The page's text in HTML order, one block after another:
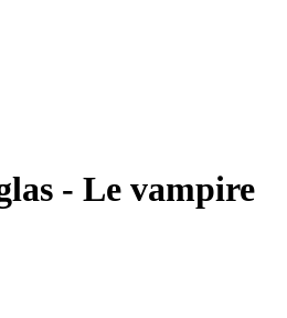
- Le vampire